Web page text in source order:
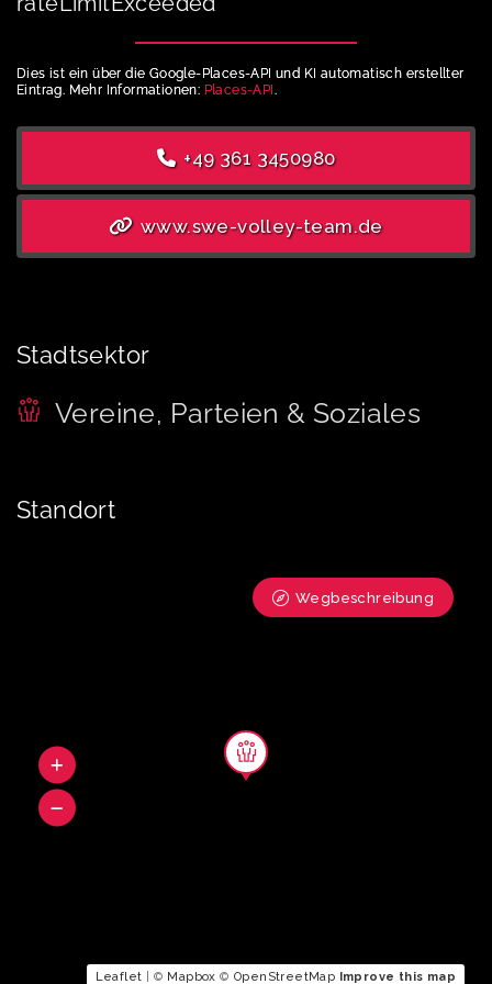
Dies ist ein über die Google-Places-API und KI automatisch erstellter
Eintrag. Mehr Informationen: Places-API .
+49 361 3450980
www.swe-volley-team.de
Stadtsektor
Vereine, Parteien & Soziales
Standort
Leaflet | © Mapbox © OpenStreetMap Improve this map
Wegbeschreibung